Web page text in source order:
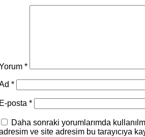
*
*
posta *
Daha sonraki yorumlarımda
ve site adresim bu tarayıcıya